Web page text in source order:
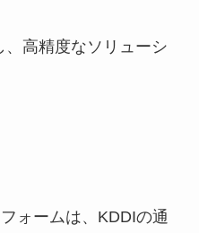
、高精度なソリューシ
ォームは、KDDIの通